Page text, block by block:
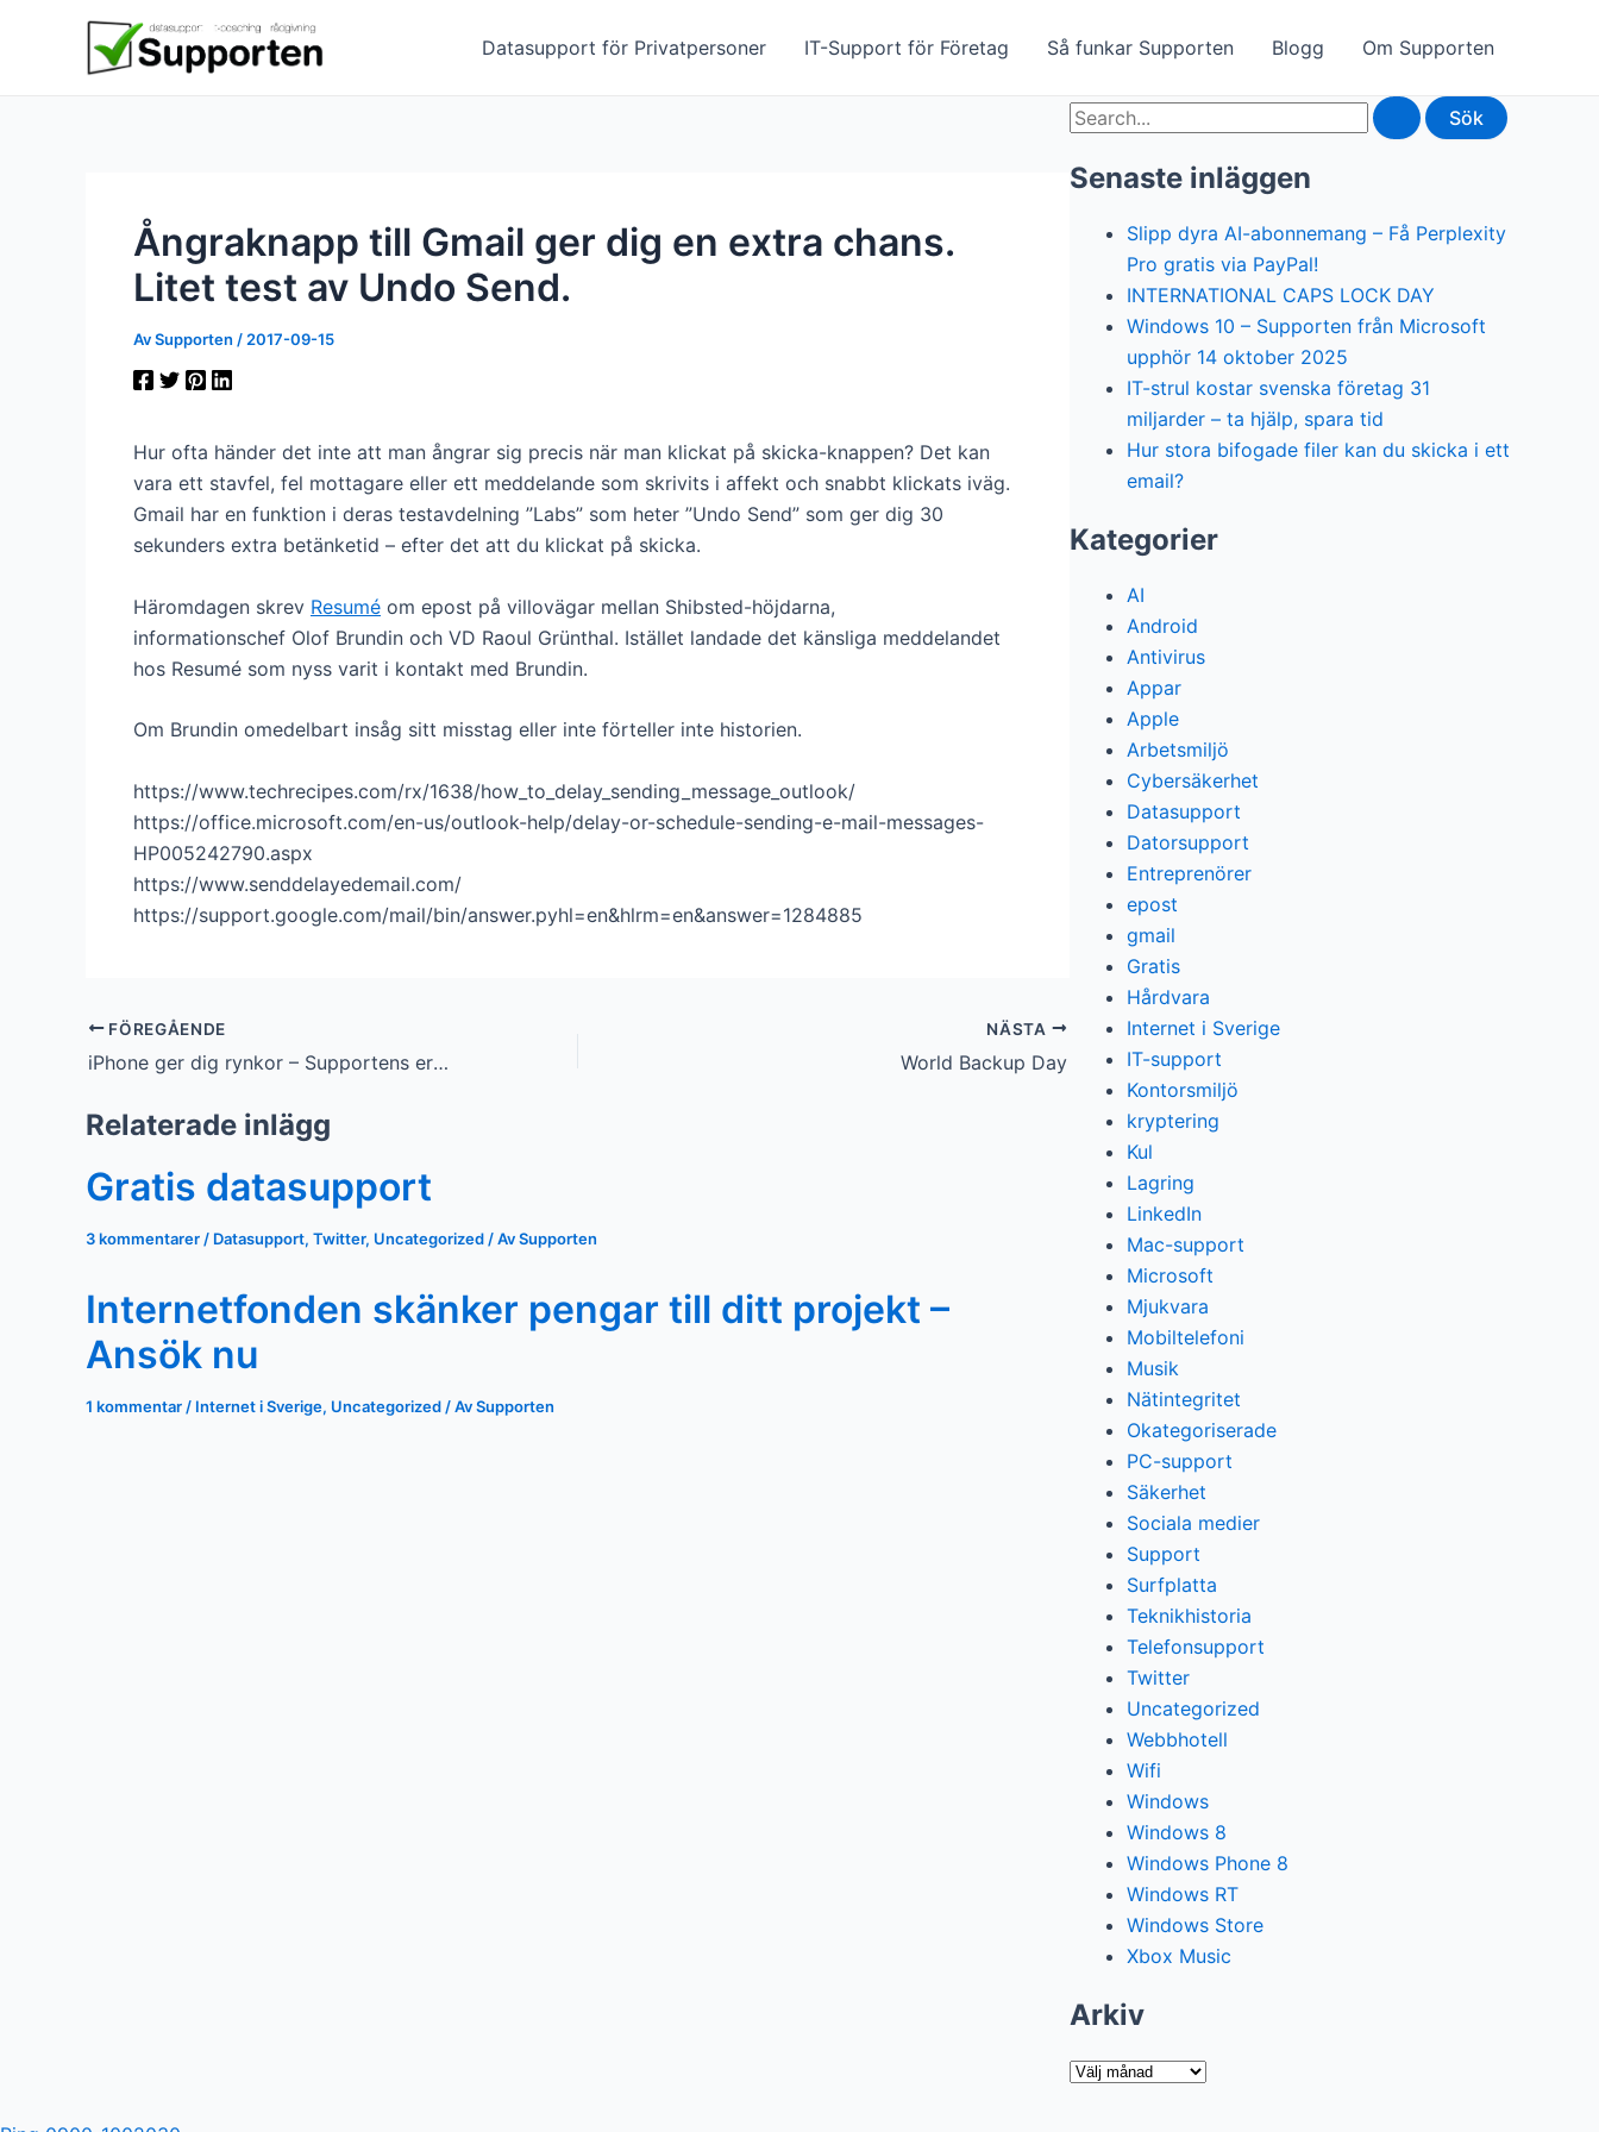
Datasupport för Privatpersoner IT-Support för Företag Så funkar Supporten Blogg Om Supporten
Ångraknapp till Gmail ger dig en extra chans.
Litet test av Undo Send.
AvSupporten / 2017-09-15
Hur ofta händer det inte att man ångrar sig precis när man klickat på skicka-knappen? Det kan
vara ett stavfel, fel mottagare eller ett meddelande som skrivits i affekt och snabbt klickats iväg.
Gmail har en funktion i deras testavdelning ”Labs” som heter ”Undo Send” som ger dig 30
sekunders extra betänketid – efter det att du klickat på skicka.
Häromdagen skrev Resumé om epost på villovägar mellan Shibsted-höjdarna,
informationschef Olof Brundin och VD Raoul Grünthal. Istället landade det känsliga meddelandet
hos Resumé som nyss varit i kontakt med Brundin.
Om Brundin omedelbart insåg sitt misstag eller inte förteller inte historien.
https://www.techrecipes.com/rx/1638/how_to_delay_sending_message_outlook/
https://office.microsoft.com/en-us/outlook-help/delay-or-schedule-sending-e-mail-messages-
HP005242790.aspx
https://www.senddelayedemail.com/
https://support.google.com/mail/bin/answer.pyhl=en&hlrm=en&answer=1284885
FÖREGÅENDE
iPhone ger dig rynkor – Supportens ergonomitips
NÄSTA
World Backup Day
Relaterade inlägg
Gratis datasupport
3 kommentarer / Datasupport, Twitter, Uncategorized / AvSupporten
Internetfonden skänker pengar till ditt projekt –
Ansök nu
1 kommentar / Internet i Sverige, Uncategorized / AvSupporten
Sök
efter:
Senaste inläggen
Slipp dyra AI-abonnemang – Få Perplexity
Pro gratis via PayPal!
INTERNATIONAL CAPS LOCK DAY
Windows 10 – Supporten från Microsoft
upphör 14 oktober 2025
IT-strul kostar svenska företag 31
miljarder – ta hjälp, spara tid
Hur stora bifogade filer kan du skicka i ett
email?
Kategorier
AI
Android
Antivirus
Appar
Apple
Arbetsmiljö
Cybersäkerhet
Datasupport
Datorsupport
Entreprenörer
epost
gmail
Gratis
Hårdvara
Internet i Sverige
IT-support
Kontorsmiljö
kryptering
Kul
Lagring
LinkedIn
Mac-support
Microsoft
Mjukvara
Mobiltelefoni
Musik
Nätintegritet
Okategoriserade
PC-support
Säkerhet
Sociala medier
Support
Surfplatta
Teknikhistoria
Telefonsupport
Twitter
Uncategorized
Webbhotell
Wifi
Windows
Windows 8
Windows Phone 8
Windows RT
Windows Store
Xbox Music
Arkiv
Arkiv